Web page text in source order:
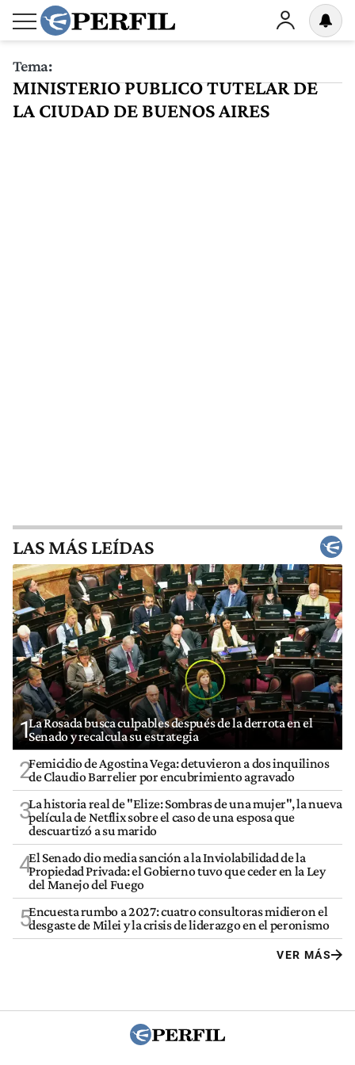
Tema:
MINISTERIO PUBLICO TUTELAR DE
LA CIUDAD DE BUENOS AIRES
LAS MÁS LEÍDAS
1La Rosada busca culpables después de la derrota en el
Senado y recalcula su estrategia
2Femicidio de Agostina Vega: detuvieron a dos inquilinos
de Claudio Barrelier por encubrimiento agravado
3La historia real de "Elize: Sombras de una mujer", la nueva
película de Netflix sobre el caso de una esposa que
descuartizó a su marido
4El Senado dio media sanción a la Inviolabilidad de la
Propiedad Privada: el Gobierno tuvo que ceder en la Ley
del Manejo del Fuego
5Encuesta rumbo a 2027: cuatro consultoras midieron el
desgaste de Milei y la crisis de liderazgo en el peronismo
VER MÁS